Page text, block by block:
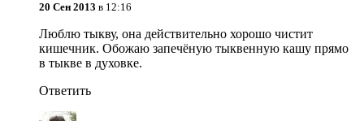
20 Сен 2013 в 12:16
Люблю тыкву, она действительно хорошо чистит
кишечник. Обожаю запечёную тыквенную кашу прямо
в тыкве в духовке.
Ответить